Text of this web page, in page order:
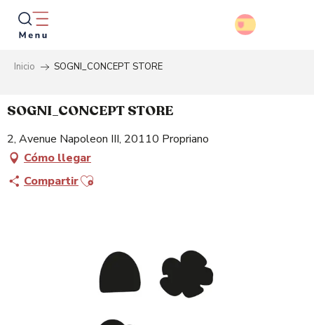
Aller
contenu
principal
Inicio SOGNI_CONCEPT STORE
SOGNI_CONCEPT STORE
2, Avenue Napoleon III, 20110 Propriano
Cómo llegar
CompartirAjouter aux favoris